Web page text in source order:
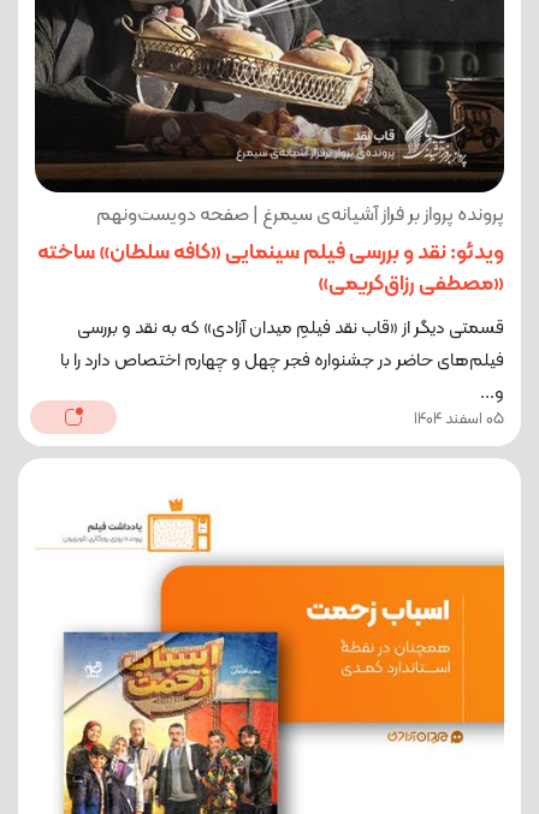
پرونده پرواز بر فراز آشیانه‌ی سیمرغ | صفحه دویست‌ونهم
ویدئو: نقد و بررسی فیلم سینمایی «کافه سلطان» ساخته‌
«مصطفی رزاق‌کریمی»
قسمتی دیگر از «قاب نقد فیلمِ میدان آزادی» که به نقد و بررسی
فیلم‌های حاضر در جشنواره فجر چهل و چهارم اختصاص دارد را با
و...
05 اسفند 1404